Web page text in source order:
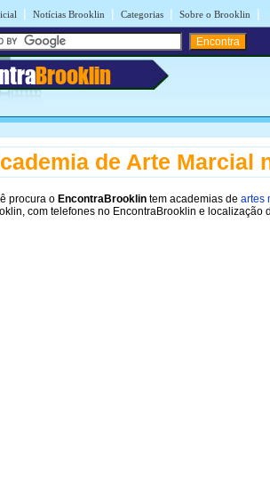
| Notícias Brooklin | Categorias | Sobre o Brooklin |
Brooklin
de Arte Marcial
procura o EncontraBrooklin tem academias de artes
com telefones no EncontraBrooklin e localização